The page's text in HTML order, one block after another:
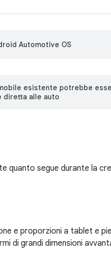
Automotive OS
esistente potrebbe
diretta alle auto
quanto segue durante la
e proporzioni a tablet e
di grandi dimensioni